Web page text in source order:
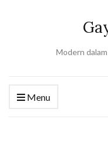
Modern
Menu